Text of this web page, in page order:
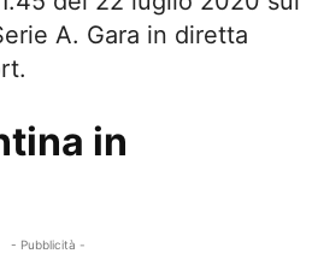
A. Gara in diretta
in
- Pubblicità -